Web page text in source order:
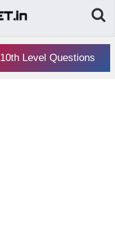
10th Level Questions